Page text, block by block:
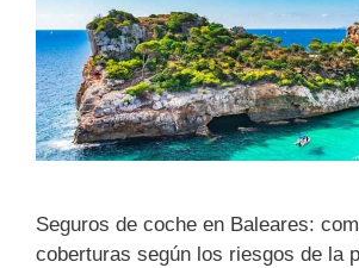
Seguros de coche en Baleares:
coberturas según los riesgos de la